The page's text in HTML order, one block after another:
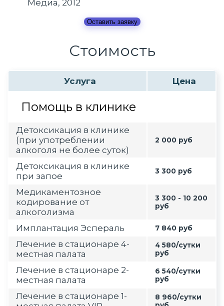
Медиа, 2012
Оставить заявку
Стоимость
Услуга Цена
Помощь в клинике
Детоксикация в клинике
(при употреблении
алкоголя не более суток)
2 000 руб
Детоксикация в клинике
при запое
3 300 руб
Медикаментозное
кодирование от
алкоголизма
3 300 - 10 200
руб
Имплантация Эспераль 7 840 руб
Лечение в стационаре 4-
местная палата
4 580/сутки
руб
Лечение в стационаре 2-
местная палата
6 540/сутки
руб
Лечение в стационаре 1-
8 960/сутки